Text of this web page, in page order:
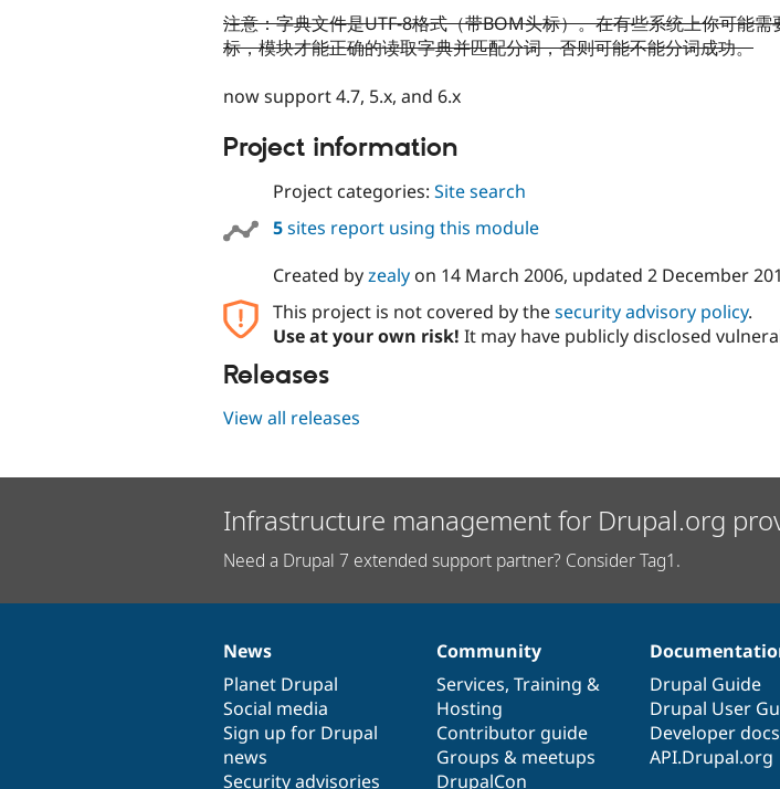
注意：字典文件是UTF-8格式（带BOM头标）。在有些系统上你可能
标，模块才能正确的读取字典并匹配分词，否则可能不能分词成功。
now support 4.7, 5.x, and 6.x
Project information
Project categories: Site search
5sites report using this module
Created byzealyon 14 March 2006, updated 2 December
This project is not covered by thesecurity advisory policy.
Use at your own risk! It may have publicly disclosed
Releases
View all releases
Infrastructure management for Drupal.org
Need a Drupal 7 extended support partner? Consider Tag1.
News
items
News
Planet Drupal
Social media
Sign up for Drupal
news
Security advisories
Our
community
Community
Services, Training &
Hosting
Contributor guide
Groups & meetups
DrupalCon
Documentation
Drupal Guide
Drupal User
Developer docs
API.Drupal.org
Drupal
code
base
Governance
of
community